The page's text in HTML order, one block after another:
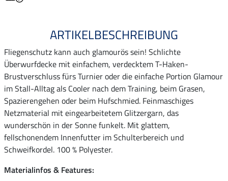
ARTIKELBESCHREIBUNG
Fliegenschutz kann auch glamourös sein! Schlichte
Überwurfdecke mit einfachem, verdecktem T-Haken-
Brustverschluss fürs Turnier oder die einfache Portion Glamour
im Stall-Alltag als Cooler nach dem Training, beim Grasen,
Spazierengehen oder beim Hufschmied. Feinmaschiges
Netzmaterial mit eingearbeitetem Glitzergarn, das
wunderschön in der Sonne funkelt. Mit glattem,
fellschonendem Innenfutter im Schulterbereich und
Schweifkordel. 100 % Polyester.
Materialinfos & Features: